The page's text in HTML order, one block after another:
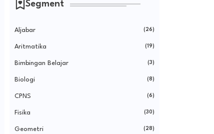
Segment
Aljabar (26)
Aritmatika (19)
Bimbingan Belajar (3)
Biologi (8)
CPNS (6)
Fisika (30)
Geometri (28)